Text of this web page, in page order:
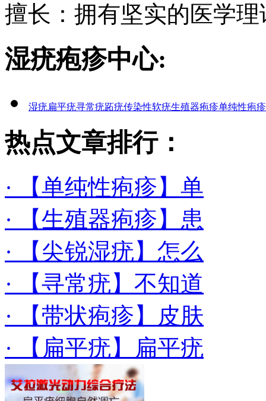
擅长：拥有坚实的医学理
湿疣疱疹中心:
湿疣扁平疣寻常疣跖疣传染性软疣生殖器疱疹单纯性疱疹
热点文章排行：
· 【单纯性疱疹】单
· 【生殖器疱疹】患
· 【尖锐湿疣】怎么
· 【寻常疣】不知道
· 【带状疱疹】皮肤
· 【扁平疣】扁平疣